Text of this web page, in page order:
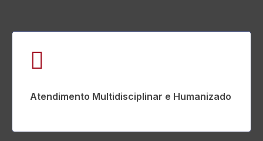
Atendimento Multidisciplinar e Humanizado